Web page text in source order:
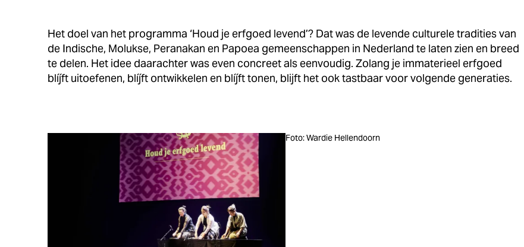
Het doel van het programma ‘Houd je erfgoed levend’? Dat was de levende culturele tradities van
de Indische, Molukse, Peranakan en Papoea gemeenschappen in Nederland te laten zien en breed
te delen. Het idee daarachter was even concreet als eenvoudig. Zolang je immaterieel erfgoed
blíjft uitoefenen, blíjft ontwikkelen en blíjft tonen, blijft het ook tastbaar voor volgende generaties.
Foto: Wardie Hellendoorn